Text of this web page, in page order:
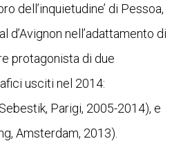
dell’inquietudine’ di Pessoa,
d’Avignon nell’adattamento di
protagonista di due
usciti nel 2014:
Parigi, 2005-2014), e
Amsterdam, 2013).